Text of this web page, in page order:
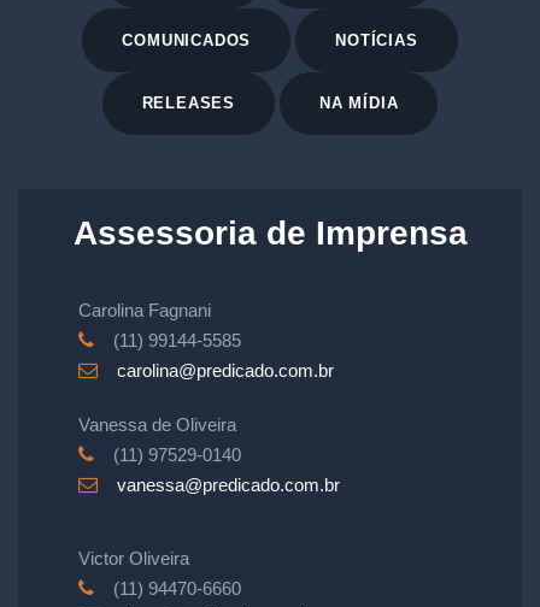
COMUNICADOS NOTÍCIAS
RELEASES NA MÍDIA
Assessoria de Imprensa
Carolina Fagnani
(11) 99144-5585
carolina@predicado.com.br
Vanessa de Oliveira
(11) 97529-0140
vanessa@predicado.com.br
Victor Oliveira
(11) 94470-6660